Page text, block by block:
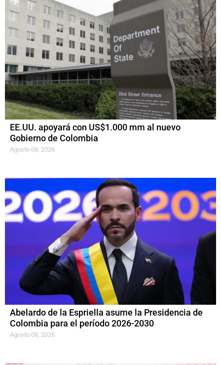
EE.UU. apoyará con US$1.000 mm al nuevo
Gobierno de Colombia
Agosto 08, 2026
Abelardo de la Espriella asume la Presidencia de
Colombia para el período 2026-2030
Agosto 08, 2026